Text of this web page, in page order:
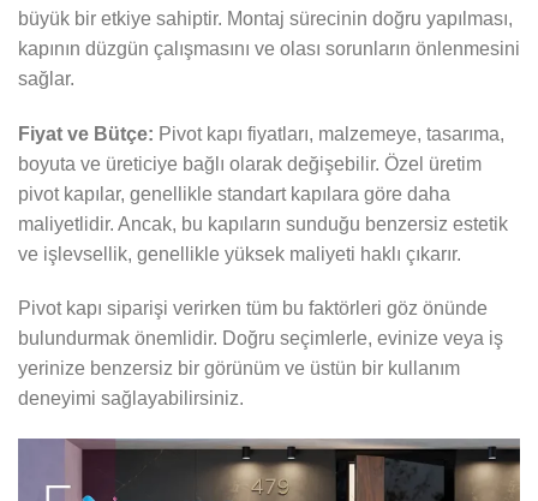
büyük bir etkiye sahiptir. Montaj sürecinin doğru yapılması,
kapının düzgün çalışmasını ve olası sorunların önlenmesini
sağlar.
Fiyat ve Bütçe: Pivot kapı fiyatları, malzemeye, tasarıma,
boyuta ve üreticiye bağlı olarak değişebilir. Özel üretim
pivot kapılar, genellikle standart kapılara göre daha
maliyetlidir. Ancak, bu kapıların sunduğu benzersiz estetik
ve işlevsellik, genellikle yüksek maliyeti haklı çıkarır.
Pivot kapı siparişi verirken tüm bu faktörleri göz önünde
bulundurmak önemlidir. Doğru seçimlerle, evinize veya iş
yerinize benzersiz bir görünüm ve üstün bir kullanım
deneyimi sağlayabilirsiniz.